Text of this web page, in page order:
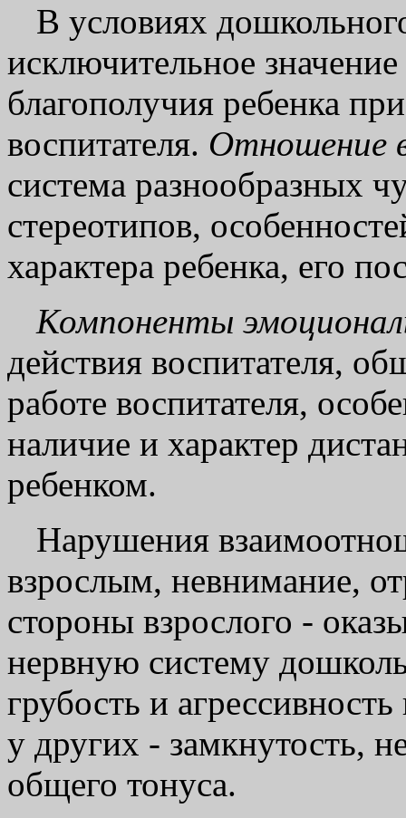
В условиях
исключительное
благополучия ребенка
воспитателя. Отношение
система разнообразных
стереотипов,
характера ребенка, его
Компоненты
действия воспитателя,
работе воспитателя,
наличие и характер
ребенком.
Нарушения
взрослым, невнимание,
стороны взрослого -
нервную систему
грубость и
у других - замкнутость,
общего тонуса.